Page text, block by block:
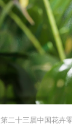
第二十三届中国花卉